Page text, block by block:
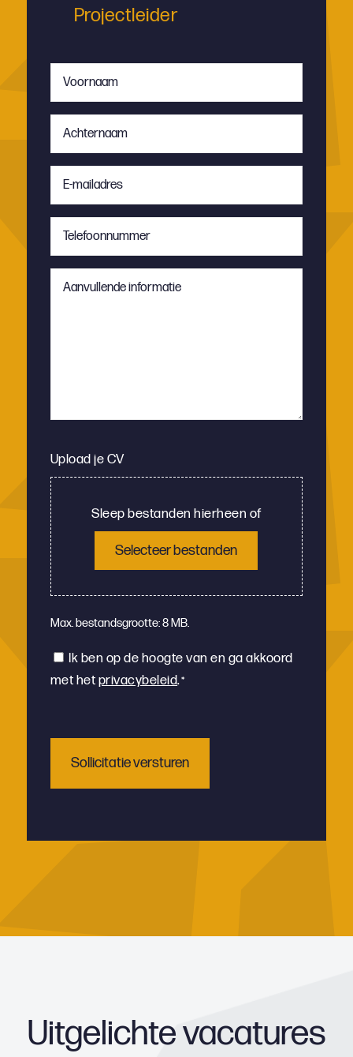
Projectleider
Voornaam
Achternaam
*Telefoonnummer
Aanvullende
Upload je CV
Sleep bestanden hierheen of
Selecteer bestanden
Max. bestandsgrootte: 8 MB.
Instemming
*
Ik ben op de hoogte van en ga akkoord
met het privacybeleid.*
Uitgelichte vacatures